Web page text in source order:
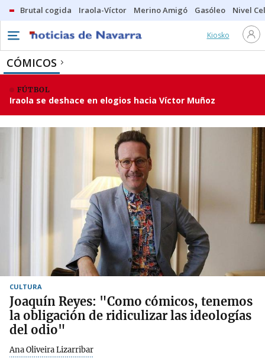
Brutal cogida Iraola-Víctor Merino Amigó Gasóleo Nivel
Kiosko
CÓMICOS
FÚTBOL
Iraola se deshace en elogios hacia Víctor Muñoz
CULTURA
Joaquín Reyes: "Como cómicos, tenemos
la obligación de ridiculizar las ideologías
del odio"
Ana Oliveira Lizarribar